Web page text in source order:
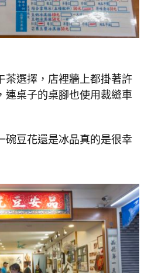
茶選擇，店裡牆上都掛著許
連桌子的桌腳也使用裁縫車
碗豆花還是冰品真的是很幸